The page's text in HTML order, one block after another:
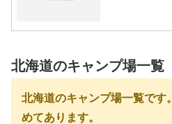
北海道のキャンプ場一覧
北海道のキャンプ場一覧です
めてあります。